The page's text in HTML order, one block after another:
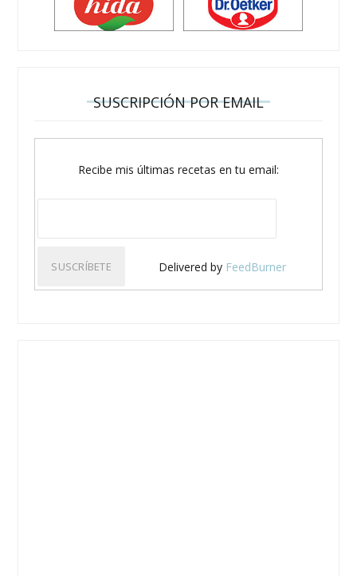
SUSCRIPCIÓN POR EMAIL
Recibe mis últimas recetas en tu email:
Delivered by FeedBurner